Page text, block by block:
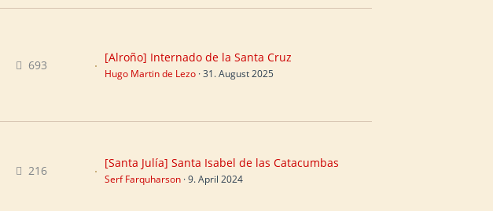
693
[Alroño] Internado de la Santa Cruz
Hugo Martin de Lezo 31. August 2025
216
[Santa Julía] Santa Isabel de las Catacumbas
Serf Farquharson 9. April 2024